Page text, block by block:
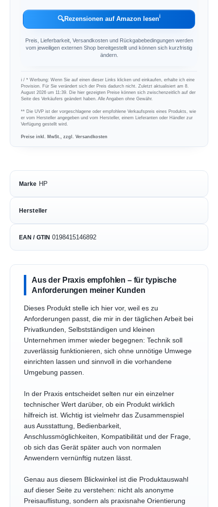
🔍Rezensionen auf Amazon lesenℹ︎
Preis, Lieferbarkeit, Versandkosten und Rückgabebedingungen werden
vom jeweiligen externen Shop bereitgestellt und können sich kurzfristig
ändern.
ℹ︎ / * Werbung: Wenn Sie auf einen dieser Links klicken und einkaufen, erhalte ich eine
Provision. Für Sie verändert sich der Preis dadurch nicht. Zuletzt aktualisiert am 8.
August 2026 um 11:39. Die hier gezeigten Preise können sich zwischenzeitlich auf der
Seite des Verkäufers geändert haben. Alle Angaben ohne Gewähr.
** Die UVP ist der vorgeschlagene oder empfohlene Verkaufspreis eines Produkts, wie
er vom Hersteller angegeben und vom Hersteller, einem Lieferanten oder Händler zur
Verfügung gestellt wird.
Preise inkl. MwSt., zzgl. Versandkosten
Marke HP
Hersteller
EAN / GTIN 0198415146892
Aus der Praxis empfohlen – für typische
Anforderungen meiner Kunden
Dieses Produkt stelle ich hier vor, weil es zu
Anforderungen passt, die mir in der täglichen Arbeit bei
Privatkunden, Selbstständigen und kleinen
Unternehmen immer wieder begegnen: Technik soll
zuverlässig funktionieren, sich ohne unnötige Umwege
einrichten lassen und sinnvoll in die vorhandene
Umgebung passen.
In der Praxis entscheidet selten nur ein einzelner
technischer Wert darüber, ob ein Produkt wirklich
hilfreich ist. Wichtig ist vielmehr das Zusammenspiel
aus Ausstattung, Bedienbarkeit,
Anschlussmöglichkeiten, Kompatibilität und der Frage,
ob sich das Gerät später auch von normalen
Anwendern vernünftig nutzen lässt.
Genau aus diesem Blickwinkel ist die Produktauswahl
auf dieser Seite zu verstehen: nicht als anonyme
Preisauflistung, sondern als praxisnahe Orientierung